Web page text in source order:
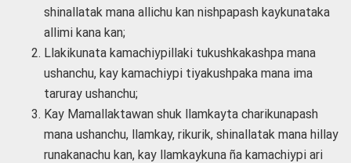
shinallatak mana allichu kan nishpapash kaykunataka
allimi kana kan;
Llakikunata kamachiypillaki tukushkakashpa mana
ushanchu, kay kamachiypi tiyakushpaka mana ima
taruray ushanchu;
Kay Mamallaktawan shuk llamkayta charikunapash
mana ushanchu, llamkay, rikurik, shinallatak mana hillay
runakanachu kan, kay llamkaykuna ña kamachiypi ari